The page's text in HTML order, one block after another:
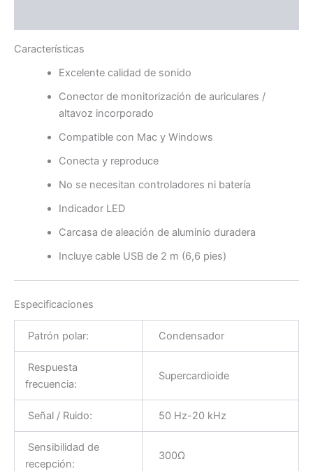
Características
Excelente calidad de sonido
Conector de monitorización de auriculares /
altavoz incorporado
Compatible con Mac y Windows
Conecta y reproduce
No se necesitan controladores ni batería
Indicador LED
Carcasa de aleación de aluminio duradera
Incluye cable USB de 2 m (6,6 pies)
Especificaciones
Patrón polar: Condensador
Respuesta
frecuencia:
Supercardioide
Señal / Ruido: 50 Hz-20 kHz
Sensibilidad de
recepción:
300Ω